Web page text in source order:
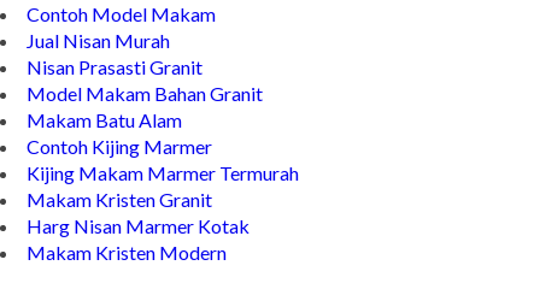
Contoh Model Makam
Jual Nisan Murah
Nisan Prasasti Granit
Model Makam Bahan Granit
Makam Batu Alam
Contoh Kijing Marmer
Kijing Makam Marmer Termurah
Makam Kristen Granit
Harg Nisan Marmer Kotak
Makam Kristen Modern